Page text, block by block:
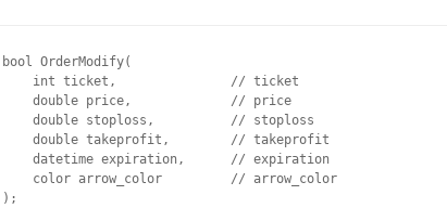
bool OrderModify(
    int ticket,               // ticket
    double price,             // price
    double stoploss,          // stoploss
    double takeprofit,        // takeprofit
    datetime expiration,      // expiration
    color arrow_color         // arrow_color